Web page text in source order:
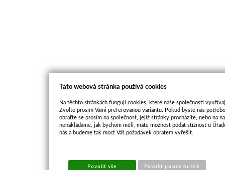
Tato webová stránka používá cookies
Na těchto stránkách fungují cookies, které naše společnosti
Zvolte prosím Vámi preferovanou variantu. Pokud byste nás
obraťte se prosím na společnost, jejíž stránky procházíte, nebo na
nenakládáme, jak bychom měli, máte možnost podat stížnost u
nás a budeme tak moct Váš požadavek obratem vyřešit.
Povolit vše Povolit pouze nutné